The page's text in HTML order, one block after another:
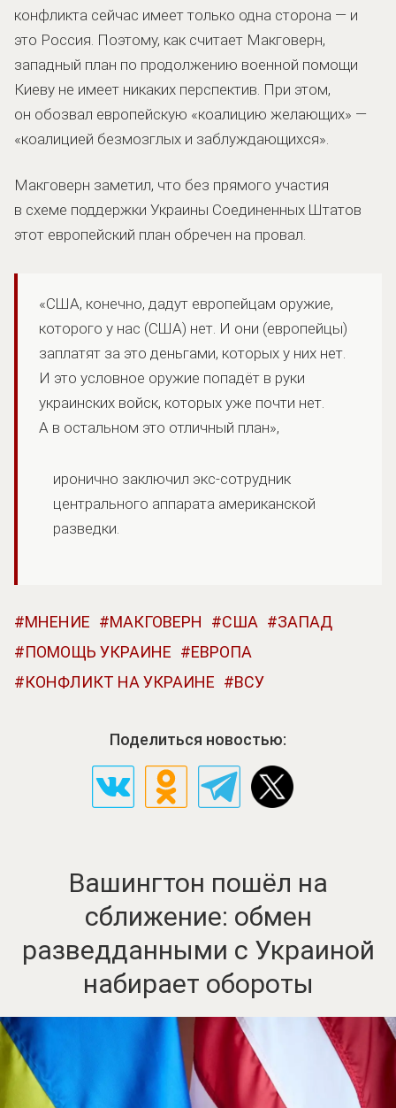
конфликта сейчас имеет только одна сторона — и
это Россия. Поэтому, как считает Макговерн,
западный план по продолжению военной помощи
Киеву не имеет никаких перспектив. При этом,
он обозвал европейскую «коалицию желающих» —
«коалицией безмозглых и заблуждающихся».
Макговерн заметил, что без прямого участия
в схеме поддержки Украины Соединенных Штатов
этот европейский план обречен на провал.
«США, конечно, дадут европейцам оружие,
которого у нас (США) нет. И они (европейцы)
заплатят за это деньгами, которых у них нет.
И это условное оружие попадёт в руки
украинских войск, которых уже почти нет.
А в остальном это отличный план»,
иронично заключил экс-сотрудник
центрального аппарата американской
разведки.
МНЕНИЕ МАКГОВЕРН США
ЗАПАД
ПОМОЩЬ УКРАИНЕ
ЕВРОПА
КОНФЛИКТ НА УКРАИНЕ
ВСУ
Поделиться новостью:
Вашингтон пошёл на
сближение: обмен
разведданными с Украиной
набирает обороты